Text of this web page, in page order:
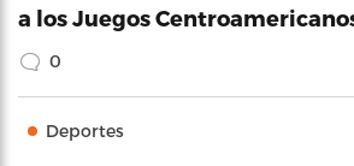
a los Juegos
0
Deportes